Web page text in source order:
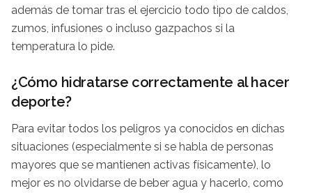
además de tomar tras el ejercicio todo tipo de caldos,
zumos, infusiones o incluso gazpachos si la
temperatura lo pide.
¿Cómo hidratarse correctamente al hacer
deporte?
Para evitar todos los peligros ya conocidos en dichas
situaciones (especialmente si se habla de personas
mayores que se mantienen activas físicamente), lo
mejor es no olvidarse de beber agua y hacerlo, como